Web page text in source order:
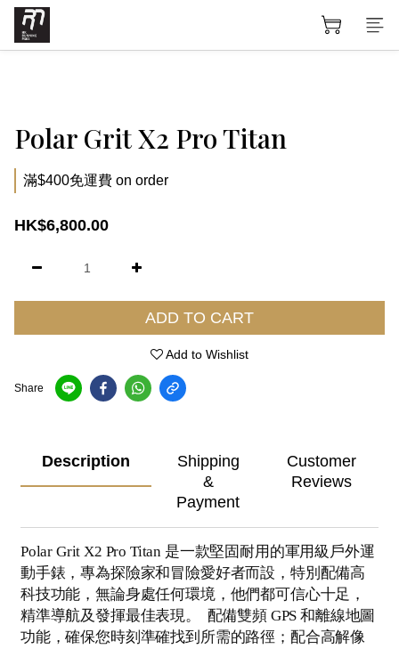
Polar Grit X2 Pro Titan
滿$400免運費 on order
HK$6,800.00
ADD TO CART
Add to Wishlist
Share
Description
Shipping
&
Payment
Customer
Reviews
Polar Grit X2 Pro Titan 是一款堅固耐用的軍用級戶外運
動手錶，專為探險家和冒險愛好者而設，特別配備高
科技功能，無論身處任何環境，他們都可信心十足，
精準導航及發揮最佳表現。 配備雙頻 GPS 和離線地圖
功能，確保您時刻準確找到所需的路徑；配合高解像